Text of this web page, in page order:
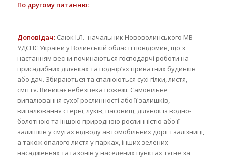
По другому питанню:
Доповідач: Саюк І.Л.- начальник Нововолинського МВ
УДСНС України у Волинській області повідомив, що з
настанням весни починаються господарчі роботи на
присадибних ділянках та подвір’ях приватних будинків
або дач. Збираються та спалюються сухі гілки, листя,
сміття. Виникає небезпека пожежі. Самовільне
випалювання сухої рослинності або її залишків,
випалювання стерні, луків, пасовищ, ділянок із водно-
болотною та іншою природною рослинністю або її
залишків у смугах відводу автомобільних доріг і залізниці,
а також опалого листя у парках, інших зелених
насадженнях та газонів у населених пунктах тягне за